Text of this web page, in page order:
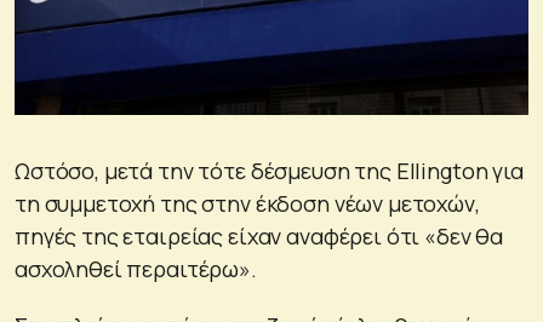
Ωστόσο, μετά την τότε δέσμευση της Ellington για
τη συμμετοχή της στην έκδοση νέων μετοχών,
πηγές της εταιρείας είχαν αναφέρει ότι «δεν θα
ασχοληθεί περαιτέρω».